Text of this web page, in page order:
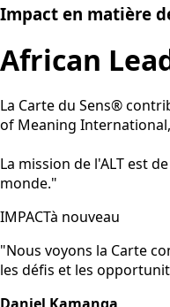
Impact en matière
African
La Carte du Sens®
of Meaning
La mission de l'ALT est
monde."
IMPACTà nouveau
"Nous voyons la Carte
les défis et les